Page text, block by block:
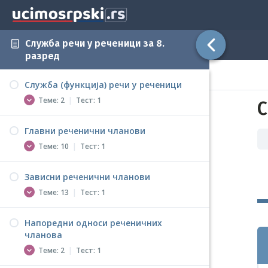
Служба речи у реченици за 8.
разред
Служба (функција) речи у реченици
Теме: 2 | Тест: 1
Служба (функција) речи у реченици
Тест – Служба (функција) речи у
реченици
Главни реченични чланови
Теме: 10 | Тест: 1
Предикат
Врсте предиката
Врсте предиката - Вежбање
Субјекат
Зависни реченични чланови
Теме: 13 | Тест: 1
Зависни реченични чланови
Атрибут
Атрибут - Вежба
Напоредни односи реченичних
чланова
Теме: 2 | Тест: 1